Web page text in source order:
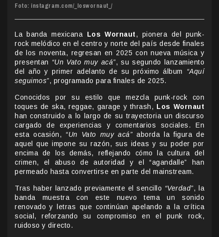
Foto: instagram.com/_loswornaut_/
La banda mexicana Los Wornaut, pionera del punk-
rock melódico en el centro y norte del país desde finales
de los noventa, regresan en 2025 con nueva música y
presentan “Un Vato muy acá”, su segundo lanzamiento
del año y primer adelanto de su próximo álbum “Aquí
seguimos”, programado para finales de 2025.
Conocidos por su estilo que mezcla punk-rock con
toques de ska, reggae, garage y thrash, Los Wornaut
han construido a lo largo de su trayectoria un discurso
cargado de experiencias y comentarios sociales. En
esta ocasión, “Un Vato muy acá” aborda la figura de
aquel que impone su razón, sus ideas y su poder por
encima de los demás, reflejando cómo la cultura del
crimen, el abuso de autoridad y el “agandalle” han
permeado hasta convertirse en parte del mainstream.
Tras haber lanzado previamente el sencillo “Verdad”, la
banda muestra con este nuevo tema un sonido
renovado y letras que continúan apelando a la crítica
social, reforzando su compromiso en el punk rock,
ruidoso y directo.